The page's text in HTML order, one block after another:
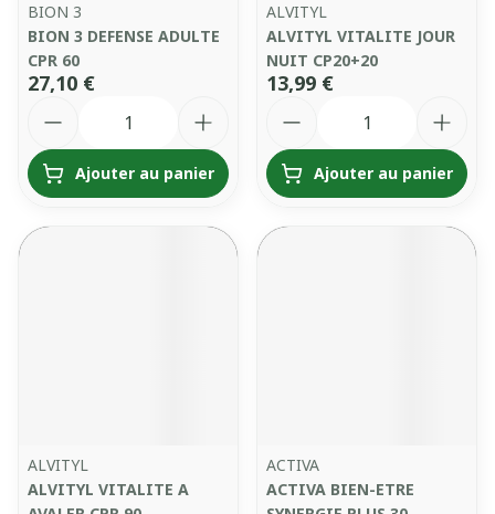
BION 3
BION 3 DEFENSE ADULTE
CPR 60
27,10 €
Ajouter au panier
ALVITYL
ALVITYL VITALITE JOUR
NUIT CP20+20
13,99 €
Ajouter au panier
ALVITYL
ALVITYL VITALITE A
ACTIVA
ACTIVA BIEN-ETRE